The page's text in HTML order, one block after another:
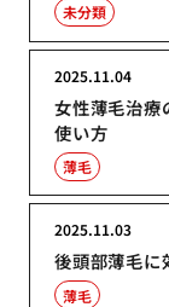
未分類
女性薄毛治療
使い方
2025.11.04
薄毛
後頭部薄毛に
2025.11.03
薄毛